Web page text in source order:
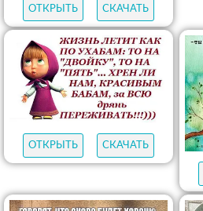
ОТКРЫТЬ СКАЧАТЬ
ОТКРЫТЬ СКАЧАТЬ